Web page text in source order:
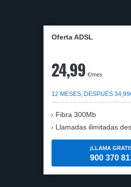
Oferta ADSL
24,99 €/mes
12 MESES, DESPUÉS
Fibra 300Mb
Llamadas ilimitadas
¡LLAMA
900 370